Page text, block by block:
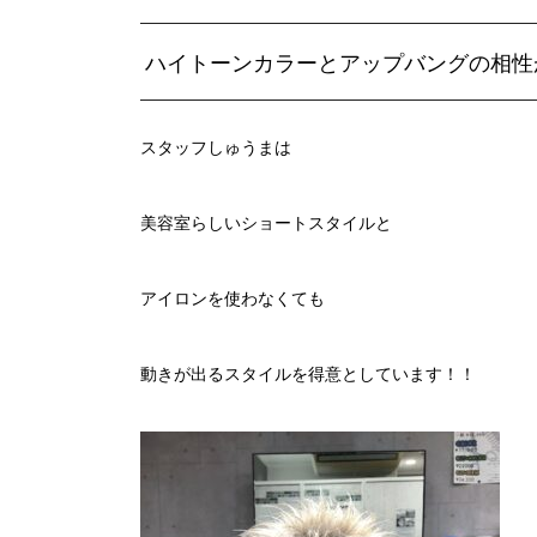
ハイトーンカラーとアップバングの相
スタッフしゅうまは
美容室らしいショートスタイルと
アイロンを使わなくても
動きが出るスタイルを得意としています！！